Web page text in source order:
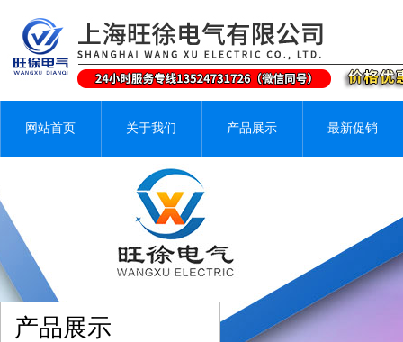
网站首页 关于我们 产品展示 最新促销
产品展示